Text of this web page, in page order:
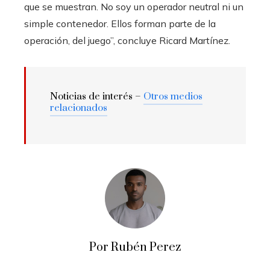
que se muestran. No soy un operador neutral ni un
simple contenedor. Ellos forman parte de la
operación, del juego”, concluye Ricard Martínez.
Noticias de interés – Otros medios
relacionados
Por Rubén Perez